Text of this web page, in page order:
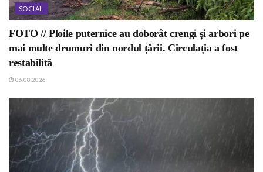
SOCIAL
FOTO // Ploile puternice au doborât crengi și arbori pe
mai multe drumuri din nordul țării. Circulația a fost
restabilită
06.08.2026